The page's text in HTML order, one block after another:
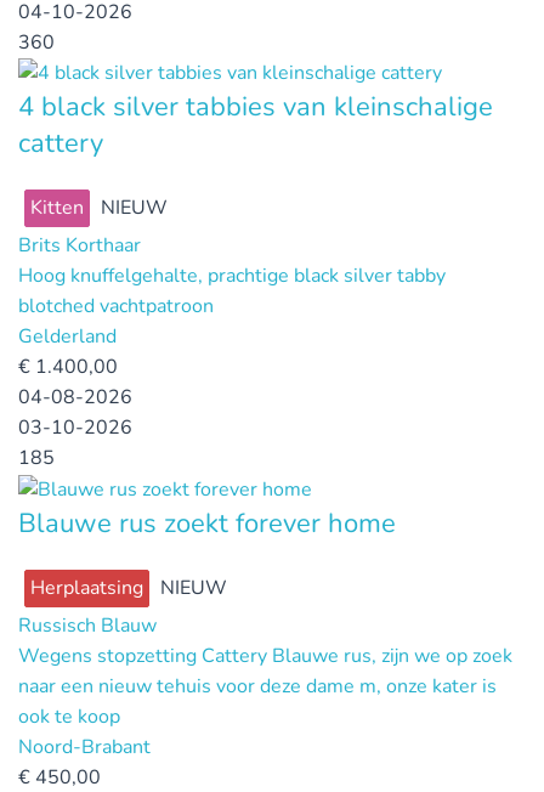
04-10-2026
360
4 black silver tabbies van kleinschalige
cattery
Kitten
NIEUW
Brits Korthaar
Hoog knuffelgehalte, prachtige black silver tabby
blotched vachtpatroon
Gelderland
€ 1.400,00
04-08-2026
03-10-2026
185
Blauwe rus zoekt forever home
Herplaatsing
NIEUW
Russisch Blauw
Wegens stopzetting Cattery Blauwe rus, zijn we op zoek
naar een nieuw tehuis voor deze dame m, onze kater is
ook te koop
Noord-Brabant
€ 450,00